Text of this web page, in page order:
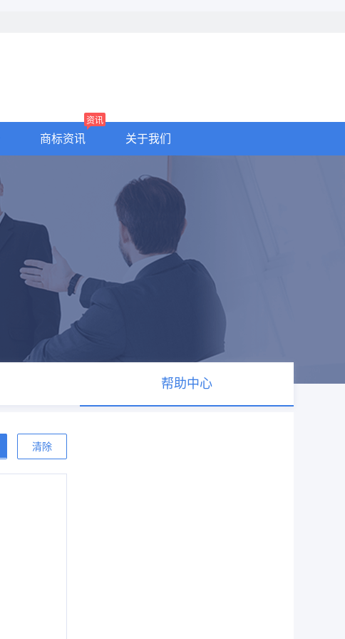
商标资讯
资讯
关于我们
帮助中心
清除